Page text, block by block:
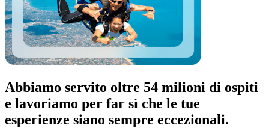
Abbiamo servito oltre 54 milioni di ospiti
e lavoriamo per far sì che le tue
esperienze siano sempre eccezionali.